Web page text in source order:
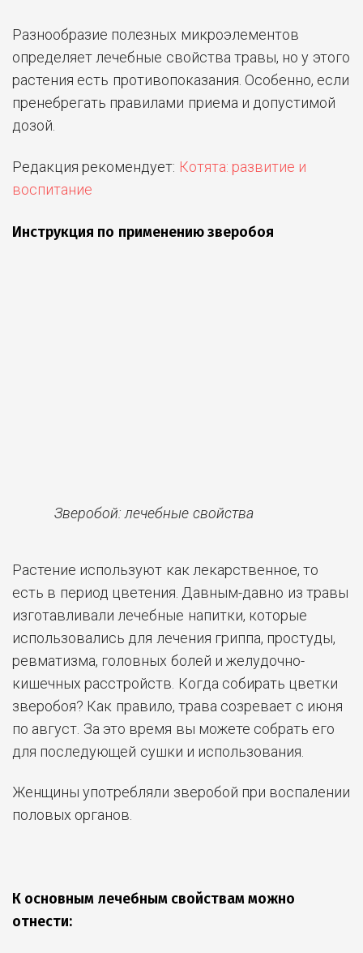
Разнообразие полезных микроэлементов
определяет лечебные свойства травы, но у этого
растения есть противопоказания. Особенно, если
пренебрегать правилами приема и допустимой
дозой.
Редакция рекомендует: Котята: развитие и
воспитание
Инструкция по применению зверобоя
Зверобой: лечебные свойства
Растение используют как лекарственное, то
есть в период цветения. Давным-давно из травы
изготавливали лечебные напитки, которые
использовались для лечения гриппа, простуды,
ревматизма, головных болей и желудочно-
кишечных расстройств. Когда собирать цветки
зверобоя? Как правило, трава созревает с июня
по август. За это время вы можете собрать его
для последующей сушки и использования.
Женщины употребляли зверобой при воспалении
половых органов.
К основным лечебным свойствам можно
отнести: